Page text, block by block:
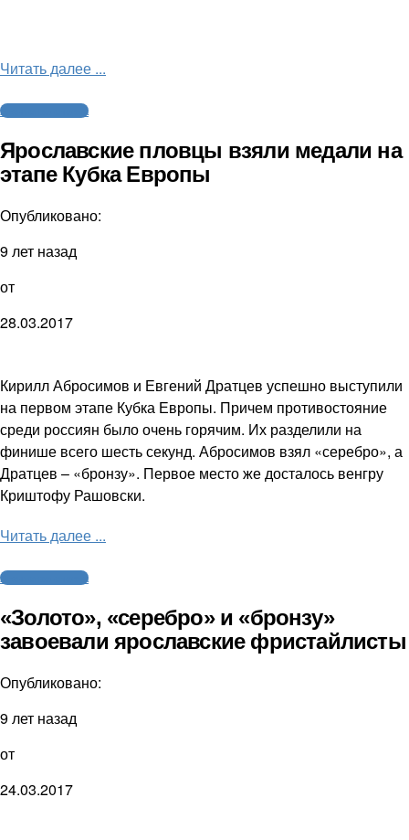
Читать далее ...
Агентство спорта
Ярославские пловцы взяли медали на
этапе Кубка Европы
Опубликовано:
9 лет назад
от
28.03.2017
Кирилл Абросимов и Евгений Дратцев успешно выступили
на первом этапе Кубка Европы. Причем противостояние
среди россиян было очень горячим. Их разделили на
финише всего шесть секунд. Абросимов взял «серебро», а
Дратцев – «бронзу». Первое место же досталось венгру
Криштофу Рашовски.
Читать далее ...
Агентство спорта
«Золото», «серебро» и «бронзу»
завоевали ярославские фристайлисты
Опубликовано:
9 лет назад
от
24.03.2017